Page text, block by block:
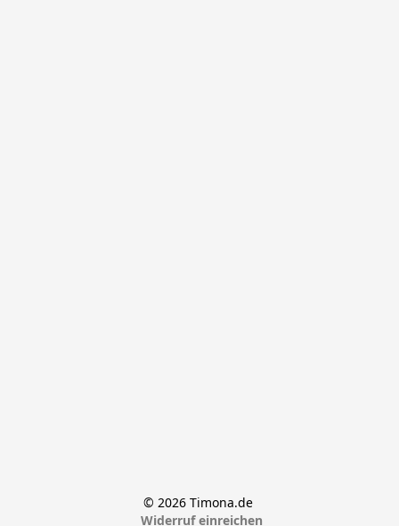
© 2026 Timona.de
Widerruf einreichen